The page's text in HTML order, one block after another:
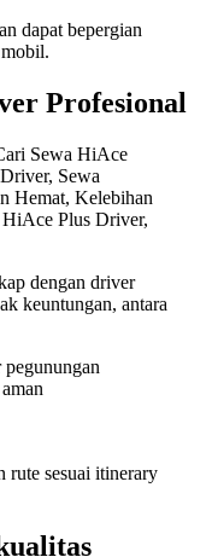
dapat bepergian
Profesional
dengan driver
keuntungan, antara
rute sesuai itinerary